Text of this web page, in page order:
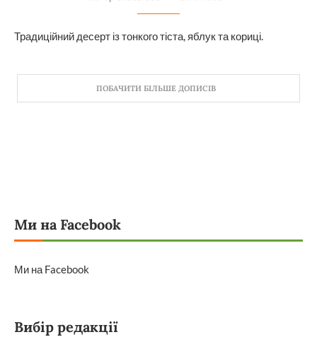
Традиційний десерт із тонкого тіста, яблук та кориці.
ПОБАЧИТИ БІЛЬШЕ ДОПИСІВ
Ми на Facebook
Ми на Facebook
Вибір редакції